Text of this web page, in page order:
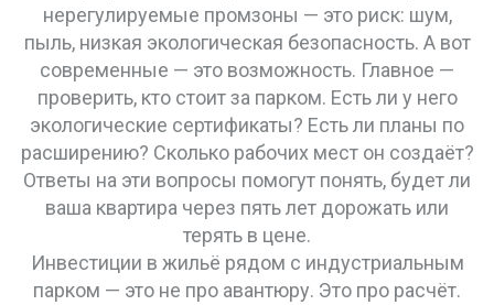
нерегулируемые промзоны — это риск: шум,
пыль, низкая экологическая безопасность. А вот
современные — это возможность. Главное —
проверить, кто стоит за парком. Есть ли у него
экологические сертификаты? Есть ли планы по
расширению? Сколько рабочих мест он создаёт?
Ответы на эти вопросы помогут понять, будет ли
ваша квартира через пять лет дорожать или
терять в цене.
Инвестиции в жильё рядом с индустриальным
парком — это не про авантюру. Это про расчёт.